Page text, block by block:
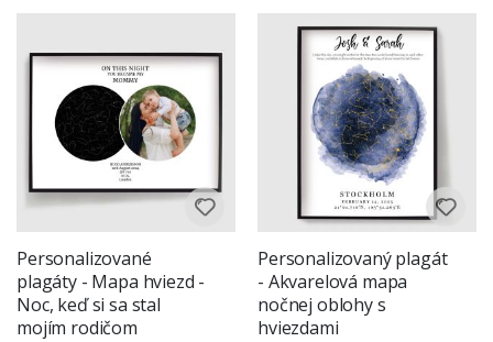
Personalizované
plagáty - Mapa hviezd -
Noc, keď si sa stal
mojím rodičom
Personalizovaný plagát
- Akvarelová mapa
nočnej oblohy s
hviezdami